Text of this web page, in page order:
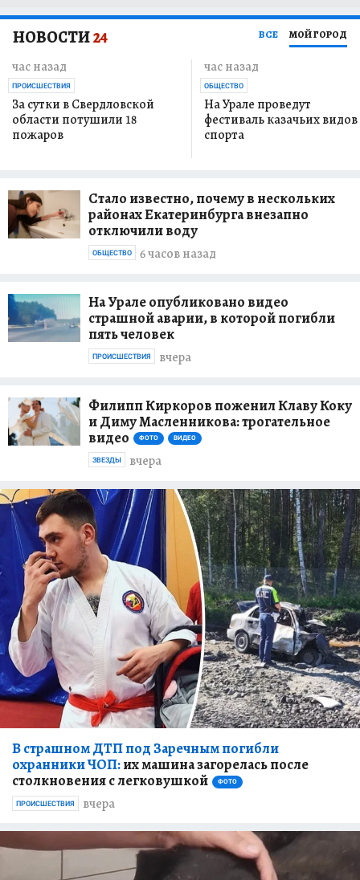
Стало известно, почему в нескольких
районах Екатеринбурга внезапно
отключили воду
6 часов назад
ОБЩЕСТВО
На Урале опубликовано видео
страшной аварии, в которой погибли
пять человек
вчера
ПРОИСШЕСТВИЯ
Филипп Киркоров поженил Клаву Коку
и Диму Масленникова: трогательное
видео
ФОТО ВИДЕО
вчера
ЗВЕЗДЫ
В страшном ДТП под Заречным погибли
охранники ЧОП:их машина загорелась после
столкновения с легковушкой
ФОТО
вчера
ПРОИСШЕСТВИЯ
НОВОСТИ24 ВСЕ МОЙ ГОРОД
час назад
ПРОИСШЕСТВИЯ
За сутки в Свердловской
области потушили 18
пожаров
час назад
ОБЩЕСТВО
На Урале проведут
фестиваль казачьих видов
спорта